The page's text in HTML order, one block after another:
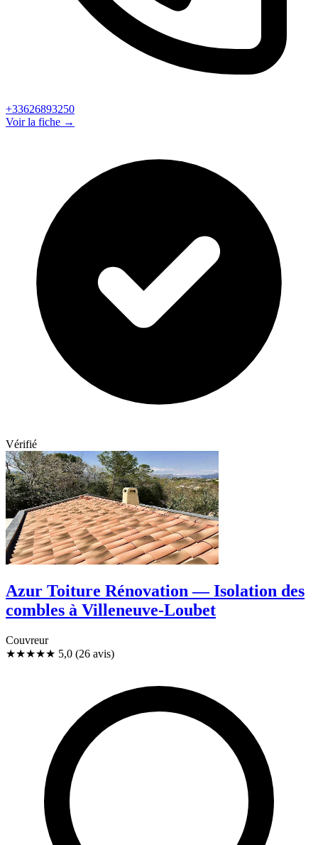
+33626893250
Voir la fiche →
Vérifié
Azur Toiture Rénovation — Isolation des
combles à Villeneuve-Loubet
Couvreur
★★★★★ 5,0 (26 avis)